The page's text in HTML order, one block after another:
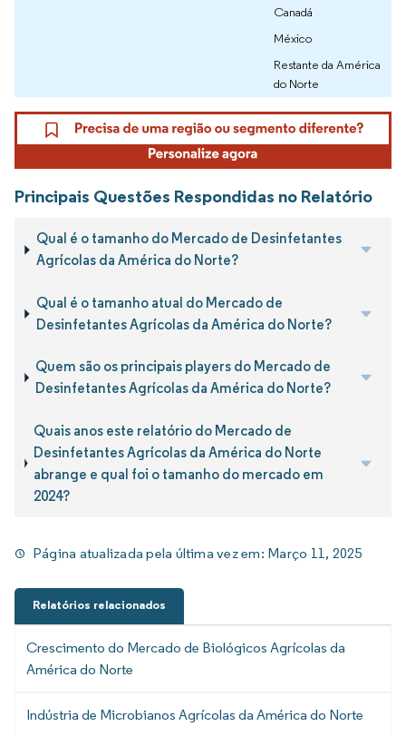
Canadá
México
Restante da América
do Norte
Principais Questões Respondidas no Relatório
Qual é o tamanho do Mercado de Desinfetantes
Agrícolas da América do Norte?
Qual é o tamanho atual do Mercado de
Desinfetantes Agrícolas da América do Norte?
Quem são os principais players do Mercado de
Desinfetantes Agrícolas da América do Norte?
Quais anos este relatório do Mercado de
Desinfetantes Agrícolas da América do Norte
abrange e qual foi o tamanho do mercado em
2024?
Página atualizada pela última vez em: Março 11, 2025
Relatórios relacionados
Crescimento do Mercado de Biológicos Agrícolas da
América do Norte
Indústria de Microbianos Agrícolas da América do Norte